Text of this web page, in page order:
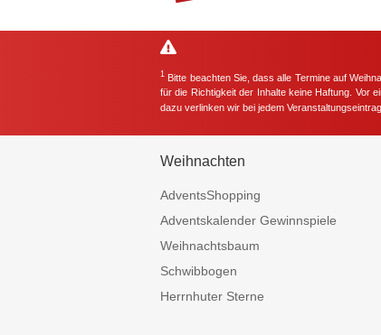
1 Bitte beachten Sie, dass alle Termine auf
für die Richtigkeit der Inhalte keine Haftung. Vor
dazu verlinken wir bei jedem
Weihnachten
AdventsShopping
Adventskalender Gewinnspiele
Weihnachtsbaum
Schwibbogen
Herrnhuter Sterne